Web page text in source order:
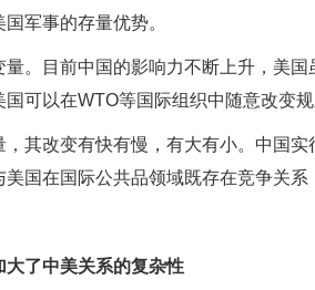
军事的存量优势。
量。目前中国的影响力不断上升，美
可以在WTO等国际组织中随意改变
，其改变有快有慢，有大有小。中国
美国在国际公共品领域既存在竞争关
大了中美关系的复杂性